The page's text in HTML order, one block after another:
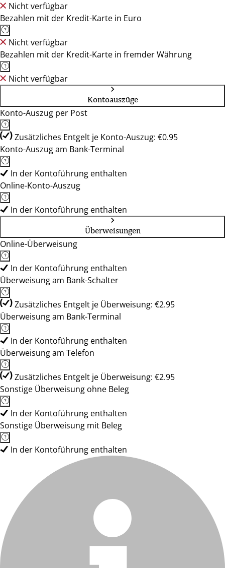
Nicht verfügbar
Bezahlen mit der Kredit-Karte in Euro
Nicht verfügbar
Bezahlen mit der Kredit-Karte in fremder Währung
Nicht verfügbar
Kontoauszüge
Konto-Auszug per Post
Zusätzliches Entgelt je Konto-Auszug: €0.95
Konto-Auszug am Bank-Terminal
In der Kontoführung enthalten
Online-Konto-Auszug
In der Kontoführung enthalten
Überweisungen
Online-Überweisung
In der Kontoführung enthalten
Überweisung am Bank-Schalter
Zusätzliches Entgelt je Überweisung: €2.95
Überweisung am Bank-Terminal
In der Kontoführung enthalten
Überweisung am Telefon
Zusätzliches Entgelt je Überweisung: €2.95
Sonstige Überweisung ohne Beleg
In der Kontoführung enthalten
Sonstige Überweisung mit Beleg
In der Kontoführung enthalten